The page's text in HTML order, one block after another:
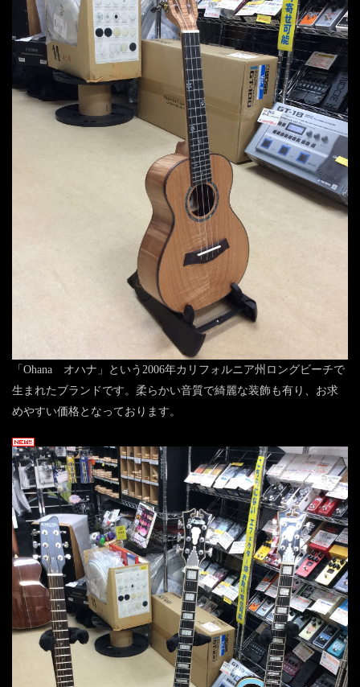
「Ohana オハナ」という2006年カリフォルニア州ロングビーチで
生まれたブランドです。柔らかい音質で綺麗な装飾も有り、お求
めやすい価格となっております。